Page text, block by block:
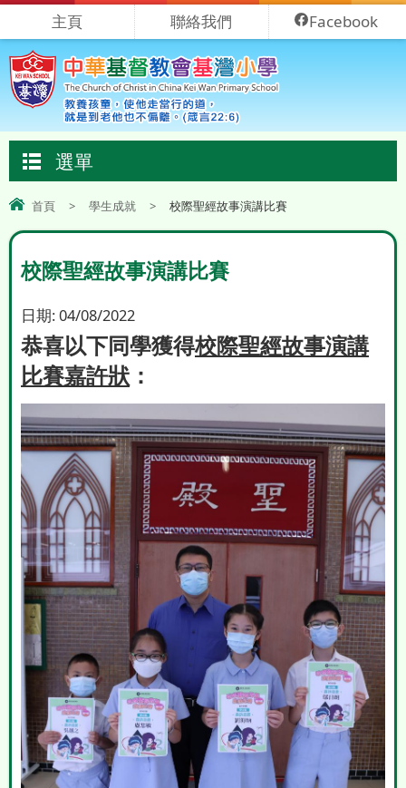
主頁 聯絡我們 Facebook
選單
首頁 > 學生成就 > 校際聖經故事演講比賽
校際聖經故事演講比賽
日期:04/08/2022
恭喜以下同學獲得校際聖經故事演講
比賽嘉許狀 ：